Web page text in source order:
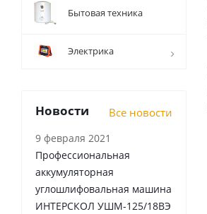
Бытовая техника
Электрика
Новости Все новости
9 февраля 2021
Профессиональная
аккумуляторная
углошлифовальная машина
ИНТЕРСКОЛ УШМ-125/18ВЭ